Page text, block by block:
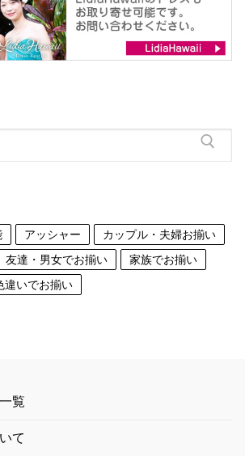
アッシャー
カップル・夫婦お揃い
友達・男女でお揃い
家族でお揃い
違いでお揃い
覧
て